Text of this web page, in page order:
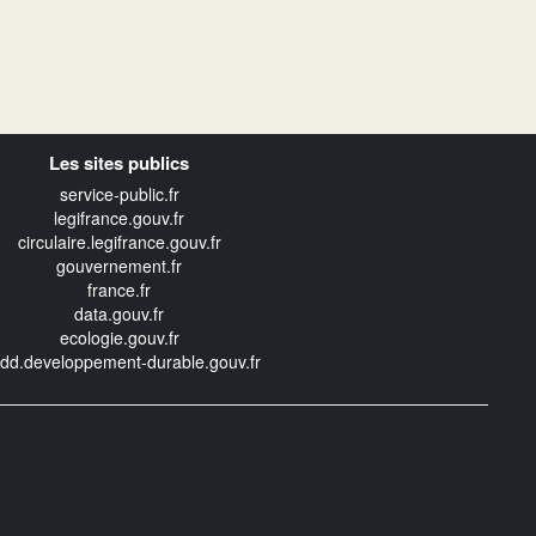
Les sites publics
service-public.fr
legifrance.gouv.fr
circulaire.legifrance.gouv.fr
gouvernement.fr
france.fr
data.gouv.fr
ecologie.gouv.fr
durable.gouv.fr